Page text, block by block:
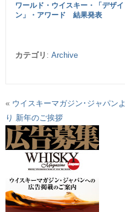
ワールド・ウイスキー・「デザイ
ン」・アワード 結果発表
カテゴリ : Archive
« ウイスキーマガジン･ジャパンよ
り 新年のご挨拶